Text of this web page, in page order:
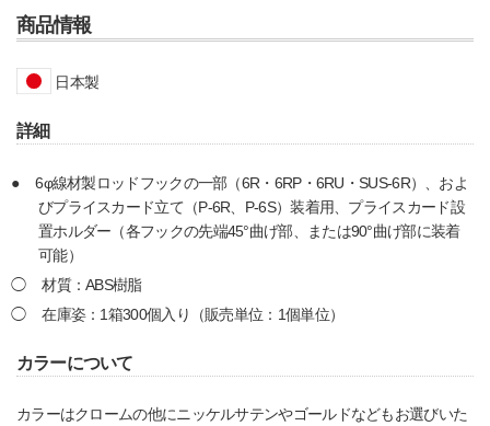
商品情報
日本製
詳細
6φ線材製ロッドフックの一部（6R・6RP・6RU・SUS-6R）、およ
びプライスカード立て（P-6R、P-6S）装着用、プライスカード設
置ホルダー（各フックの先端45°曲げ部、または90°曲げ部に装着
可能）
材質：ABS樹脂
在庫姿：1箱300個入り（販売単位：1個単位）
カラーについて
カラーはクロームの他にニッケルサテンやゴールドなどもお選びいた